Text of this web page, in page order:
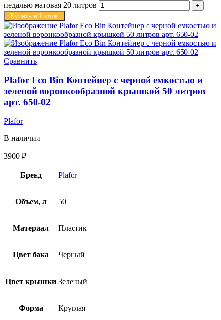
педалью матовая 20 литров
Купить в 1 клик
Сравнить
Plafor Eco Bin Контейнер с черной емкостью и
зеленой воронкообразной крышкой 50 литров
арт. 650-02
Plafor
В наличии
3900 ₽
Бренд Plafor
Объем, л 50
Материал Пластик
Цвет бака Черный
Цвет крышки Зеленый
Форма Круглая